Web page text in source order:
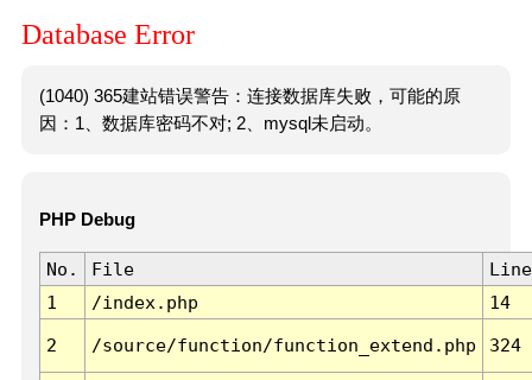
Database Error
(1040) 365建站错误警告：连接数据库失败，可能的原
因：1、数据库密码不对; 2、mysql未启动。
PHP Debug
No. File
Line
1
/index.php 14
2 /source/function/function_extend.php 324